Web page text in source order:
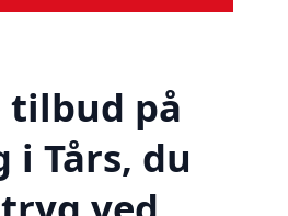
tilbud på
Tårs, du